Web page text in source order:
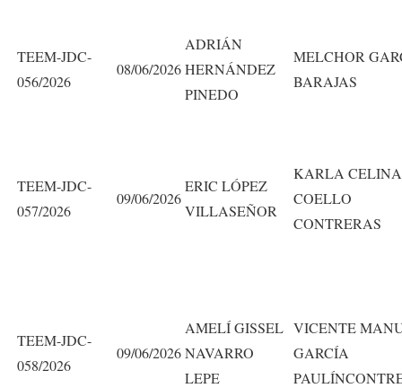
TEEM-JDC-
056/2026
08/06/2026
ADRIÁN
HERNÁNDEZ
PINEDO
MELCHOR
BARAJAS
TEEM-JDC-
057/2026
09/06/2026
ERIC LÓPEZ
VILLASEÑOR
KARLA CELINA
COELLO
CONTRERAS
TEEM-JDC-
058/2026
09/06/2026
AMELÍ GISSEL
NAVARRO
LEPE
VICENTE
GARCÍA